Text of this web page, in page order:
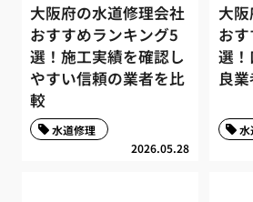
大阪府の水道修理会社
おすすめランキング5
選！施工実績を確認し
やすい信頼の業者を比
較
2026.05.28
水道修理
大
お
選
良
水